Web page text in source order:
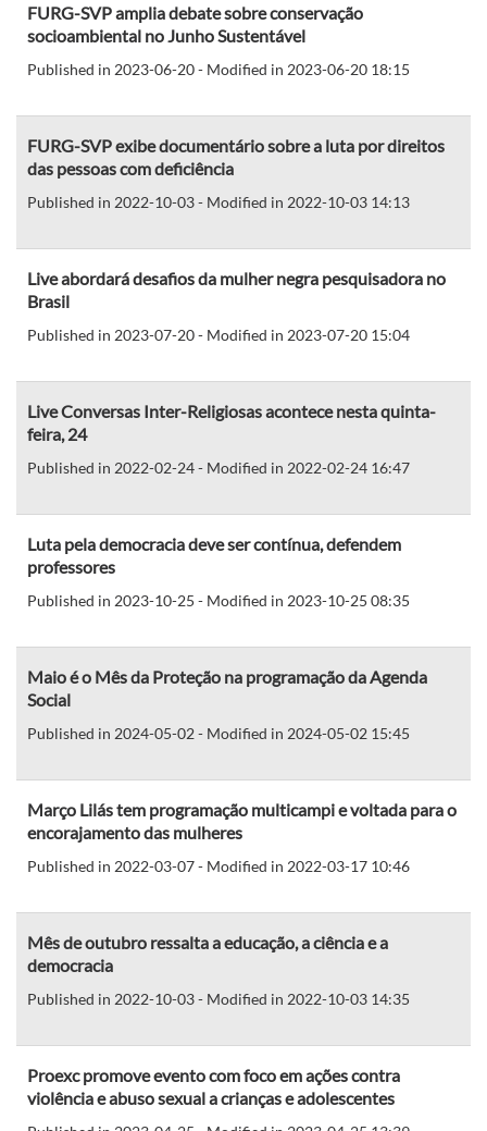
FURG-SVP amplia debate sobre conservação
socioambiental no Junho Sustentável
Published in 2023-06-20 - Modified in 2023-06-20 18:15
FURG-SVP exibe documentário sobre a luta por direitos
das pessoas com deficiência
Published in 2022-10-03 - Modified in 2022-10-03 14:13
Live abordará desafios da mulher negra pesquisadora no
Brasil
Published in 2023-07-20 - Modified in 2023-07-20 15:04
Live Conversas Inter-Religiosas acontece nesta quinta-
feira, 24
Published in 2022-02-24 - Modified in 2022-02-24 16:47
Luta pela democracia deve ser contínua, defendem
professores
Published in 2023-10-25 - Modified in 2023-10-25 08:35
Maio é o Mês da Proteção na programação da Agenda
Social
Published in 2024-05-02 - Modified in 2024-05-02 15:45
Março Lilás tem programação multicampi e voltada para o
encorajamento das mulheres
Published in 2022-03-07 - Modified in 2022-03-17 10:46
Mês de outubro ressalta a educação, a ciência e a
democracia
Published in 2022-10-03 - Modified in 2022-10-03 14:35
Proexc promove evento com foco em ações contra
violência e abuso sexual a crianças e adolescentes